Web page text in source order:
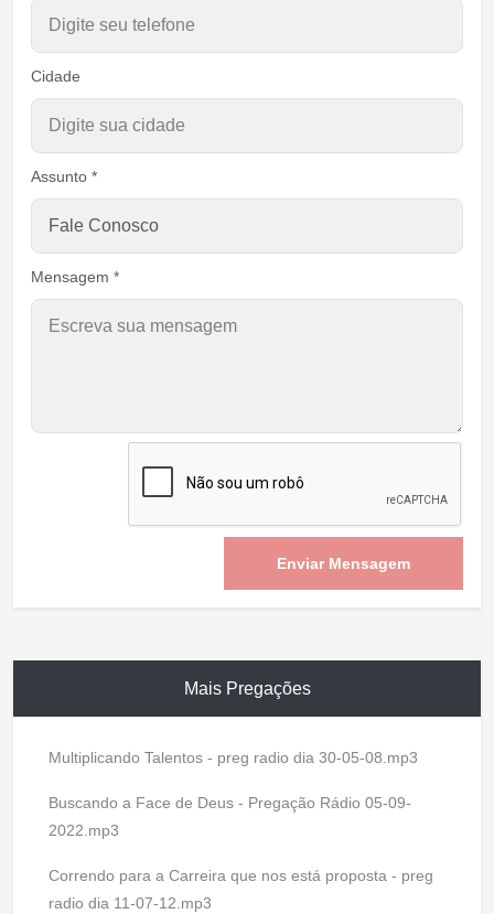
Cidade
Assunto *
Mensagem *
Enviar Mensagem
Mais Pregações
Multiplicando Talentos - preg radio dia 30-05-08.mp3
Buscando a Face de Deus - Pregação Rádio 05-09-
2022.mp3
Correndo para a Carreira que nos está proposta - preg
radio dia 11-07-12.mp3